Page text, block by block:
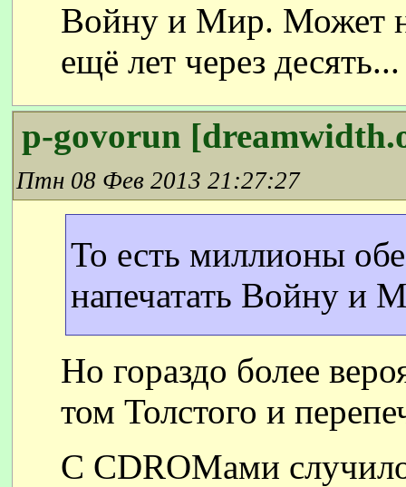
Войну и Мир. Может
ещё лет через десять...
p-govorun
Птн 08 Фев 2013 21:27:27
То есть миллионы
напечатать Войну и
Но гораздо более
том Толстого и
С CDROMами